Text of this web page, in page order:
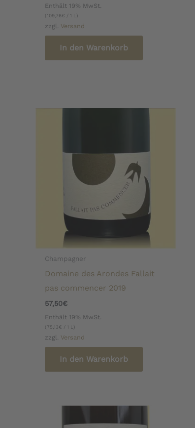
Enthält 19% MwSt.
(109,76€ / 1 L)
zzgl. Versand
In den Warenkorb
Champagner
Domaine des Arondes Fallait
pas commencer 2019
57,50€
Enthält 19% MwSt.
( 75,13€ / 1 L)
zzgl. Versand
In den Warenkorb